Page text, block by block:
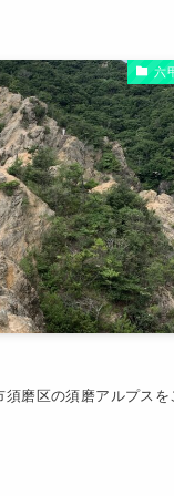
六
須磨区の須磨アルプスを